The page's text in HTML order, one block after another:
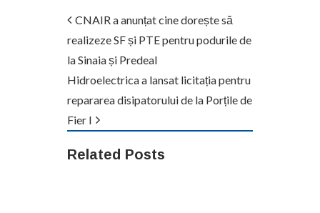
CNAIR a anunțat cine dorește să
realizeze SF și PTE pentru podurile de
la Sinaia și Predeal
Hidroelectrica a lansat licitația pentru
repararea disipatorului de la Porțile de
Fier I
Related Posts